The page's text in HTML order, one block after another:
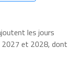
les jours
2027 et 2028, dont